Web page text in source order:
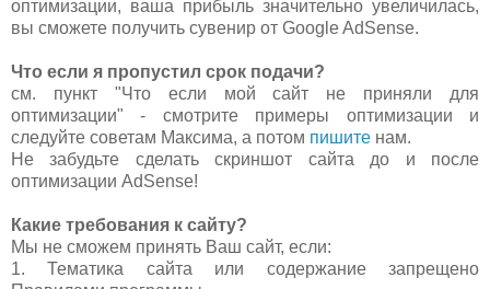
оптимизации, ваша прибыль значительно увеличилась,
вы сможете получить сувенир от Google AdSense.
Что если я пропустил срок подачи?
см. пункт "Что если мой сайт не приняли для
оптимизации" - смотрите примеры оптимизации и
следуйте советам Максима, а потом пишите нам.
Не забудьте сделать скриншот сайта до и после
оптимизации AdSense!
Какие требования к сайту?
Мы не сможем принять Ваш сайт, если:
1. Тематика сайта или содержание запрещено